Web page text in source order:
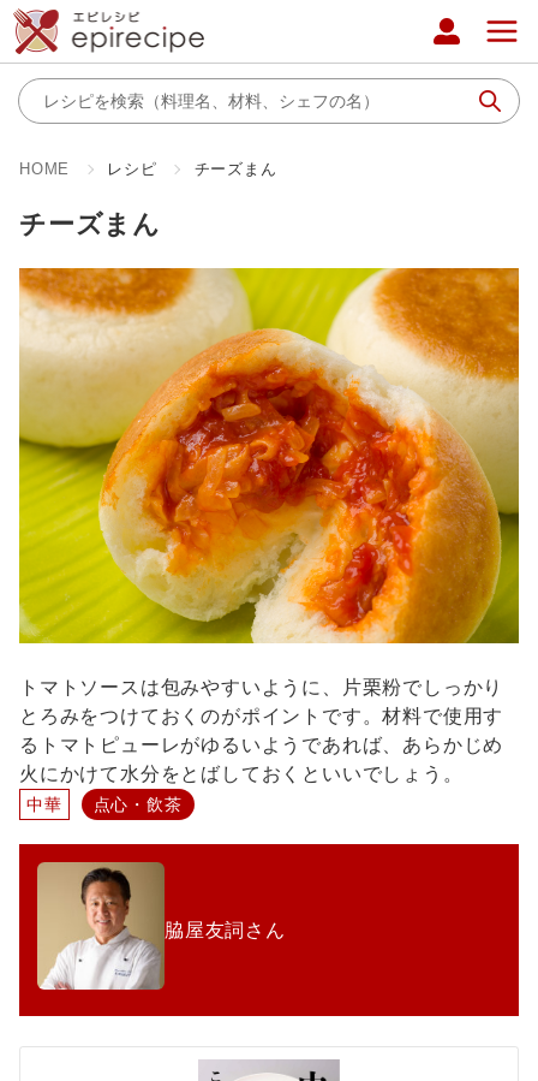
HOME レシピ チーズまん
チーズまん
トマトソースは包みやすいように、片栗粉でしっかり
とろみをつけておくのがポイントです。材料で使用す
るトマトピューレがゆるいようであれば、あらかじめ
火にかけて水分をとばしておくといいでしょう。
中華 点心・飲茶
脇屋友詞さん